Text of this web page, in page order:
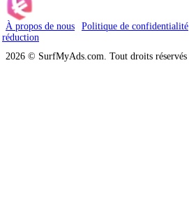
À propos de nous Politique de confidentialité
réduction
2026 © SurfMyAds.com. Tout droits réservés